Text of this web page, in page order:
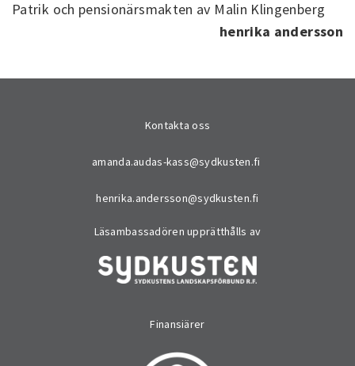
Patrik och pensionärsmakten av Malin Klingenberg
henrika andersson
Kontakta oss
amanda.audas-kass@sydkusten.fi
henrika.andersson@sydkusten.fi
Läsambassadören upprätthålls av
Finansiärer